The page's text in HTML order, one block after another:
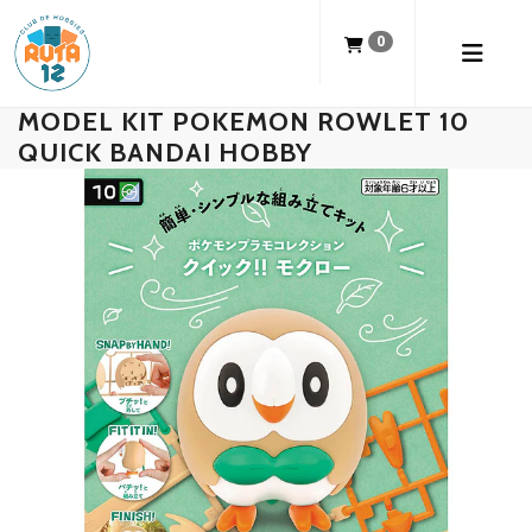
0
MODEL KIT POKEMON ROWLET 10
QUICK BANDAI HOBBY